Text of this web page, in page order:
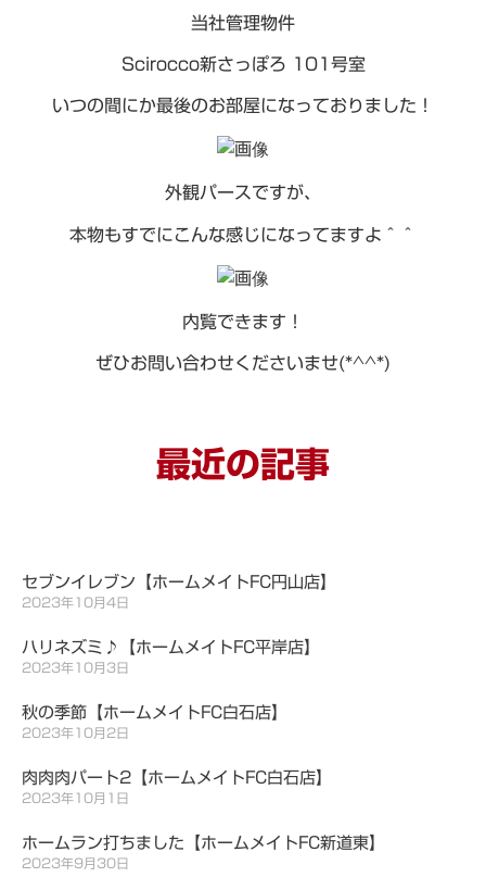
当社管理物件
Scirocco新さっぽろ 101号室
いつの間にか最後のお部屋になっておりました！
外観パースですが、
本物もすでにこんな感じになってますよ＾＾
内覧できます！
ぜひお問い合わせくださいませ(*^^*)
最近の記事
セブンイレブン【ホームメイトFC円山店】
2023年10月4日
ハリネズミ♪【ホームメイトFC平岸店】
2023年10月3日
秋の季節【ホームメイトFC白石店】
2023年10月2日
肉肉肉パート2【ホームメイトFC白石店】
2023年10月1日
ホームラン打ちました【ホームメイトFC新道東】
2023年9月30日